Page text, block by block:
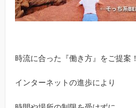
時流に合った『働き方』をご提案！
インターネットの進歩により